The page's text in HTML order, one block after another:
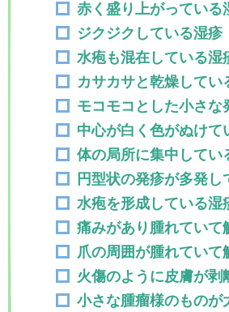
赤く盛り上がっている
ジクジクしている湿疹
水疱も混在している湿
カサカサと乾燥してい
モコモコとした小さな
中心が白く色がぬけて
体の局所に集中してい
円型状の発疹が多発し
水疱を形成している湿
痛みがあり腫れていて
爪の周囲が腫れていて
火傷のように皮膚が剥
小さな腫瘤様のものが